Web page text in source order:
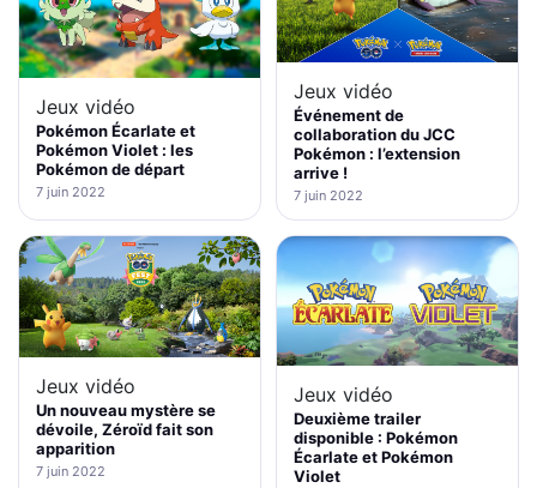
Jeux vidéo
Pokémon Écarlate et
Pokémon Violet : les
Pokémon de départ
7 juin 2022
Jeux vidéo
Événement de
collaboration du JCC
Pokémon : l’extension
arrive !
7 juin 2022
Jeux vidéo
Un nouveau mystère se
dévoile, Zéroïd fait son
apparition
7 juin 2022
Jeux vidéo
Deuxième trailer
disponible : Pokémon
Écarlate et Pokémon
Violet